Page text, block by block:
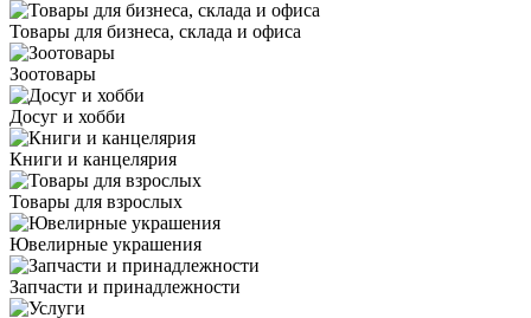
Товары для бизнеса, склада и офиса
Зоотовары
Досуг и хобби
Книги и канцелярия
Товары для взрослых
Ювелирные украшения
Запчасти и принадлежности